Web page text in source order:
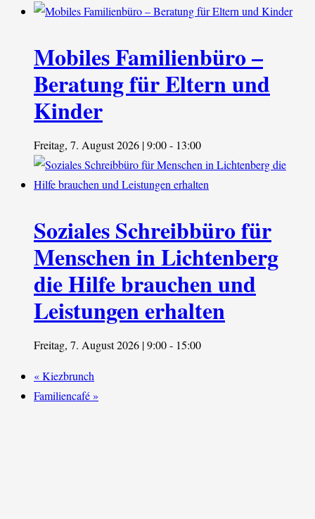
Mobiles Familienbüro –
Beratung für Eltern und
Kinder
Freitag, 7. August 2026 | 9:00- 13:00
Soziales Schreibbüro für
Menschen in Lichtenberg
die Hilfe brauchen und
Leistungen erhalten
Freitag, 7. August 2026 | 9:00- 15:00
«Kiezbrunch
Familiencafé»